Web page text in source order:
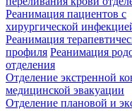
Реанимация пациентов с
хирургической
Реанимация
профиля Реанимация
отделения
Отделение экстренной
медицинской эвакуации
Отделение плановой и